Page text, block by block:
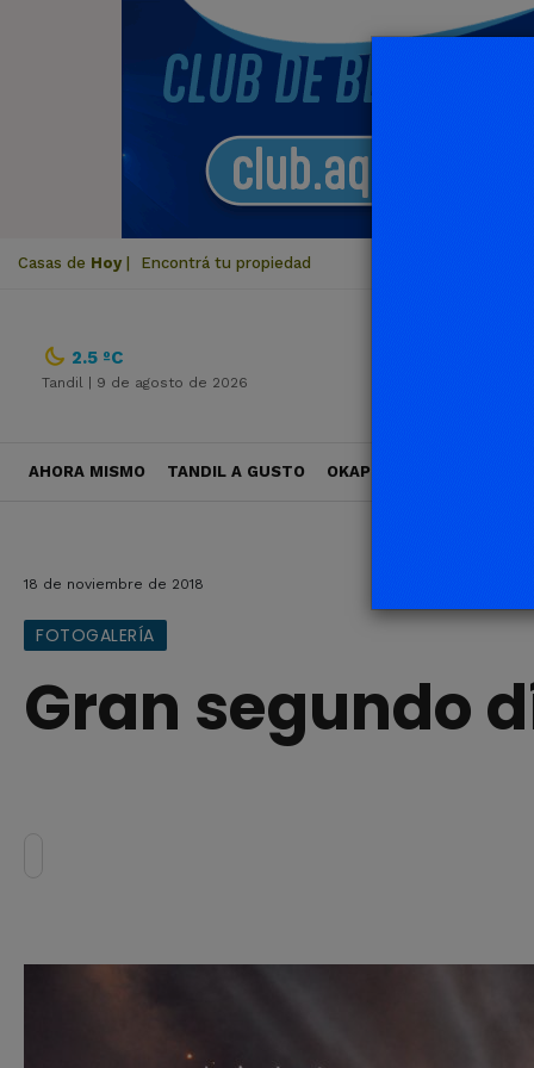
Casas de Hoy Encontrá tu propiedad
2.5 ºC
Tandil | 9 de agosto de 2026
AHORA MISMO TANDIL A GUSTO OKAPI VIAJES
18 de noviembre de 2018
FOTOGALERÍA
Gran segundo